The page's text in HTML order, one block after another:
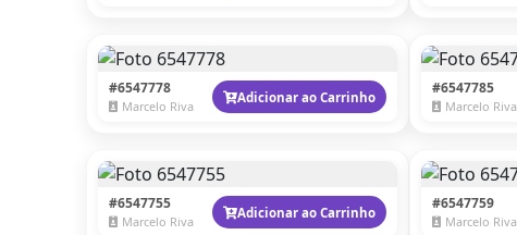
#6547778
Marcelo Riva
Adicionar ao Carrinho #6547785
Marcelo Riva
#6547755
Marcelo Riva
Adicionar ao Carrinho #6547759
Marcelo Riva